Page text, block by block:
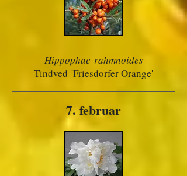
Hippophae rahmnoides
Tindved 'Friesdorfer Orange'
7. februar